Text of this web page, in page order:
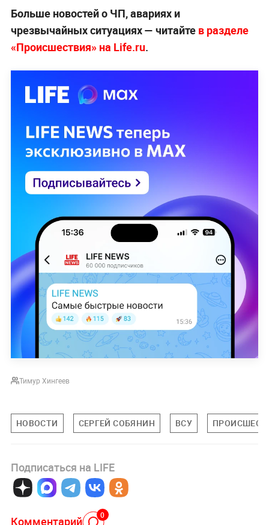
Больше новостей о ЧП, авариях и
чрезвычайных ситуациях — читайте в разделе
«Происшествия» на Life.ru.
Тимур Хингеев
НОВОСТИ СЕРГЕЙ СОБЯНИН ВСУ
Подписаться на LIFE
Комментарий 0